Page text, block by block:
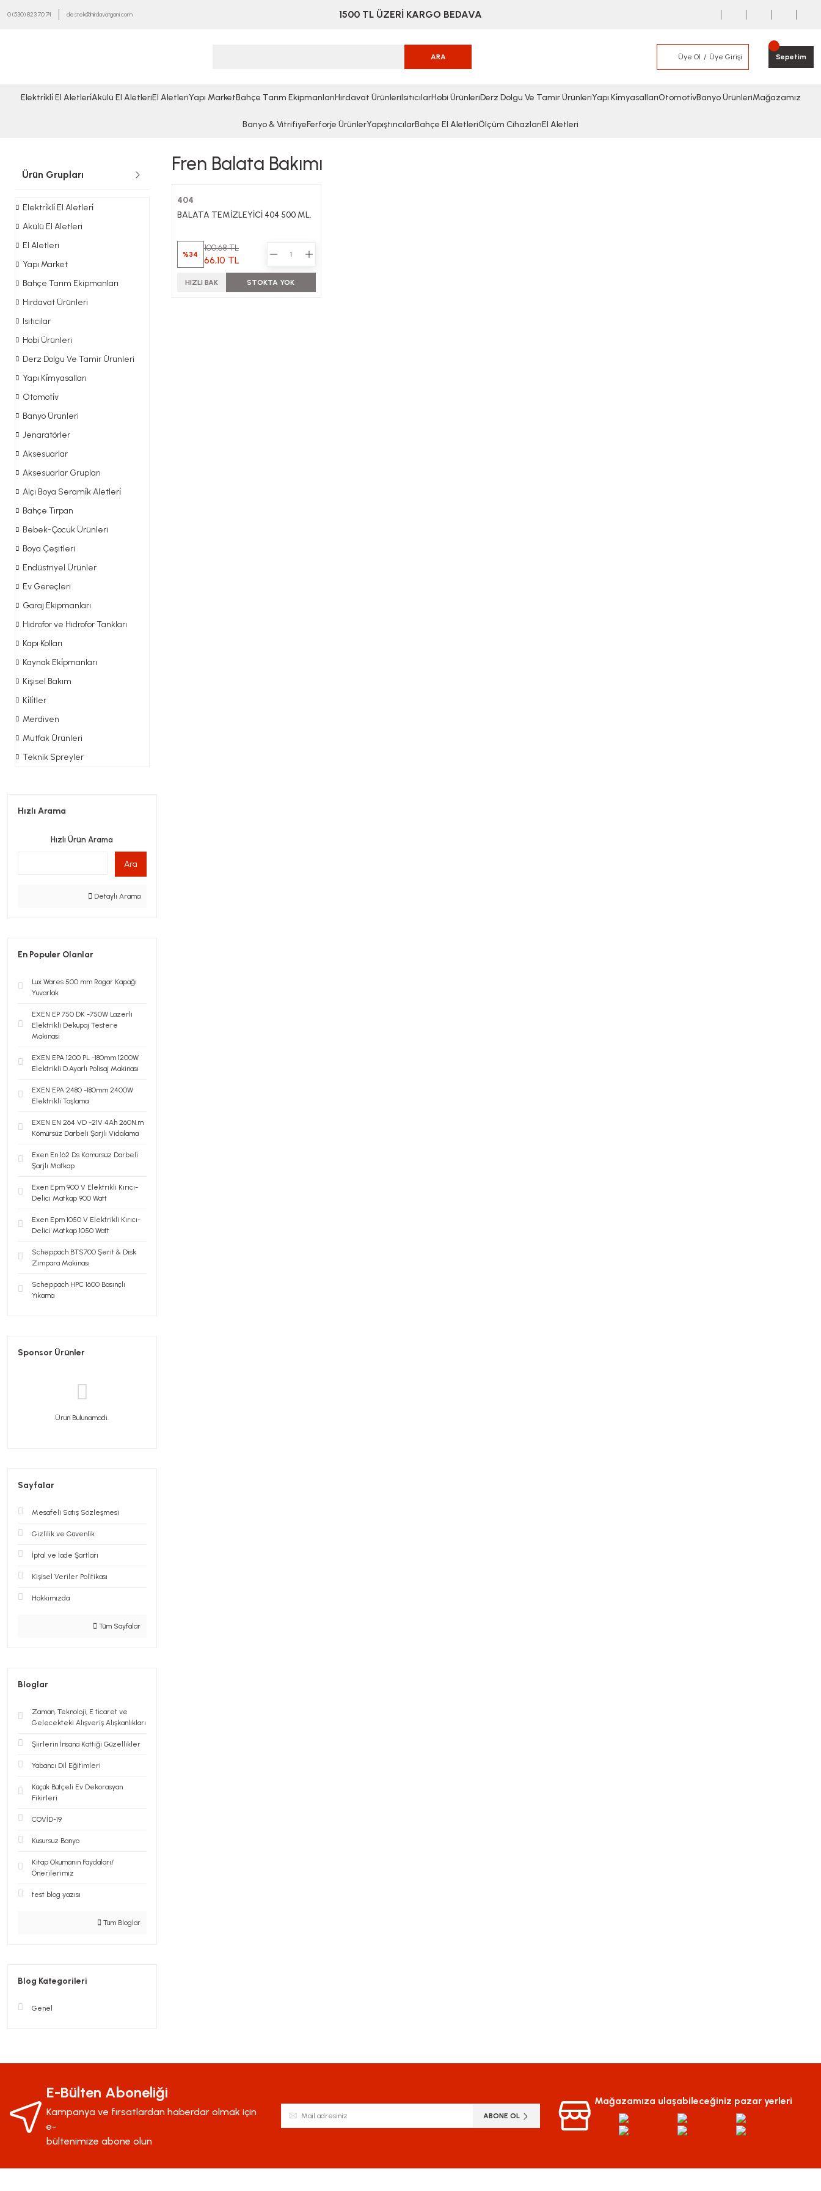
0 (530) 823 70 74 destek@hirdavatgani.com 1500 TL ÜZERİ KARGO BEDAVA
ARA Üye Ol Üye Girişi Sepetim
Elektri̇kli̇ El Aletleri̇Akülü El AletleriEl AletleriYapı MarketBahçe Tarım EkipmanlarıHırdavat ÜrünleriIsıtıcılarHobi ÜrünleriDerz Dolgu Ve Tamir ÜrünleriYapı Ki̇myasallarıOtomoti̇vBanyo ÜrünleriMağazamız
Banyo & VitrifiyeFerforje ÜrünlerYapıştırıcılarBahçe El AletleriÖlçüm CihazlarıEl Aletleri
Ürün Grupları
Elektri̇kli̇ El Aletleri̇
Akülü El Aletleri
El Aletleri
Yapı Market
Bahçe Tarım Ekipmanları
Hırdavat Ürünleri
Isıtıcılar
Hobi Ürünleri
Derz Dolgu Ve Tamir Ürünleri
Yapı Ki̇myasalları
Otomoti̇v
Banyo Ürünleri
Jenaratörler
Aksesuarlar
Aksesuarlar Grupları
Alçı Boya Serami̇k Aletleri̇
Bahçe Tırpan
Bebek-Çocuk Ürünleri
Boya Çeşitleri
Endüstriyel Ürünler
Ev Gereçleri
Garaj Ekipmanları
Hidrofor ve Hidrofor Tankları
Kapı Kolları
Kaynak Eki̇pmanları
Kişisel Bakım
Ki̇li̇tler
Merdiven
Mutfak Ürünleri
Teknik Spreyler
Hızlı Arama
Hızlı Ürün Arama
Ara
Detaylı Arama
En Populer Olanlar
Lux Wares 500 mm Rögar Kapağı
Yuvarlak
EXEN EP 750 DK -750W Lazerli
Elektrikli Dekupaj Testere
Makinası
EXEN EPA 1200 PL -180mm 1200W
Elektrikli D.Ayarlı Polisaj Makinası
EXEN EPA 2480 -180mm 2400W
Elektrikli Taşlama
EXEN EN 264 VD -21V 4Ah 260N.m
Kömürsüz Darbeli Şarjlı Vidalama
Exen En 162 Ds Kömürsüz Darbeli
Şarjlı Matkap
Exen Epm 900 V Elektrikli Kırıcı-
Delici Matkap 900 Watt
Exen Epm 1050 V Elektrikli Kırıcı-
Delici Matkap 1050 Watt
Scheppach BTS700 Şerit & Disk
Zımpara Makinası
Scheppach HPC 1600 Basınçlı
Yıkama
Sponsor Ürünler
Ürün Bulunamadı.
Sayfalar
Mesafeli Satış Sözleşmesi
Gizlilik ve Güvenlik
İptal ve İade Şartları
Kişisel Veriler Politikası
Hakkımızda
Tüm Sayfalar
Bloglar
Zaman, Teknoloji, E ticaret ve
Gelecekteki Alışveriş Alışkanlıkları
Şiirlerin İnsana Kattığı Güzellikler
Yabancı Dil Eğitimleri
Küçük Bütçeli Ev Dekorasyan
Fikirleri
COVİD-19
Kusursuz Banyo
Kitap Okumanın Faydaları/
Önerilerimiz
test blog yazısı
Tüm Bloglar
Blog Kategorileri
Genel
Fren Balata Bakımı
404
BALATA TEMİZLEYİCİ 404 500 ML.
%34
100,68 TL
66,10 TL
HIZLI BAK STOKTA YOK
E-Bülten Aboneliği
Kampanya ve fırsatlardan haberdar olmak için
e-
bültenimize abone olun
ABONE OL
Mağazamıza ulaşabileceğiniz pazar yerleri